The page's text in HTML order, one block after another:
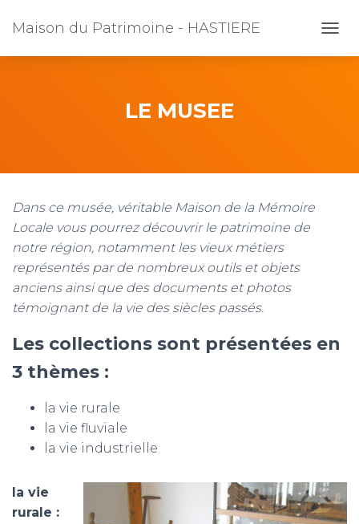
Maison du Patrimoine - HASTIERE
U
A
LE MUSEE
Dans ce musée, véritable Maison de la Mémoire
Locale vous pourrez découvrir le patrimoine de
notre région, notamment les vieux métiers
représentés par de nombreux outils et objets
anciens ainsi que des documents et photos
témoignant de la vie des siècles passés.
Les collections sont présentées en
3 thèmes :
la vie rurale
la vie fluviale
la vie industrielle
la vie
rurale :